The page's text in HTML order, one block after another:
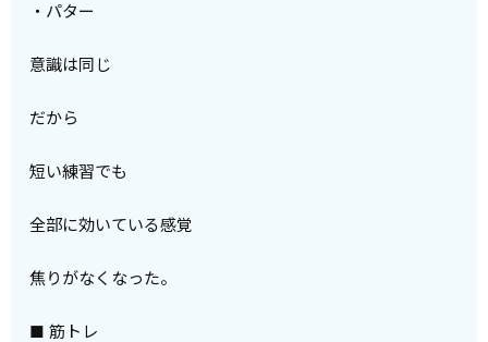
・パター
意識は同じ
だから
短い練習でも
全部に効いている感覚
焦りがなくなった。
■ 筋トレ